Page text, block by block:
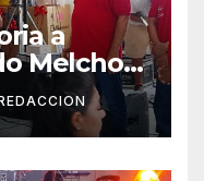
a
Melchor
Cárdenas